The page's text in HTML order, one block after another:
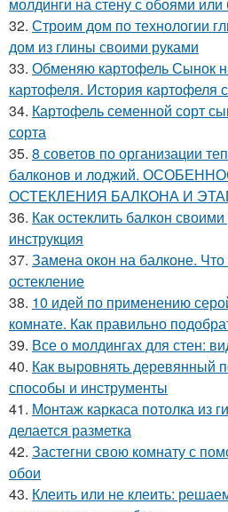
32. Строим дом по технологии
дом из глины своими руками
33. Обменяю картофель Сынок
картофеля. История картофеля
34. Картофель семенной сорт
сорта
35. 8 советов по организации
балконов и лоджий.
ОСТЕКЛЕНИЯ БАЛКОНА И
36. Как остеклить балкон
инструкция
37. Замена окон на балконе. Что
остекление
38. 10 идей по применению
комнате. Как правильно
39. Все о молдингах для стен:
40. Как выровнять деревянный
способы и инструменты
41. Монтаж каркаса потолка из
делается разметка
42. Застегни свою комнату с
обои
43. Клеить или не клеить: